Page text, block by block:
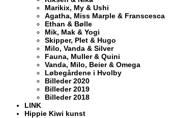
Marikix, My & Ushi
Agatha, Miss Marple & Franscesca
Ethan & Bølle
Mik, Mak & Yogi
Skipper, Plet & Hugo
Milo, Vanda & Silver
Fauna, Muller & Quini
Vanda, Milo, Beier & Omega
Løbegårdene i Hvolby
Billeder 2020
Billeder 2019
Billeder 2018
LINK
Hippie Kiwi kunst